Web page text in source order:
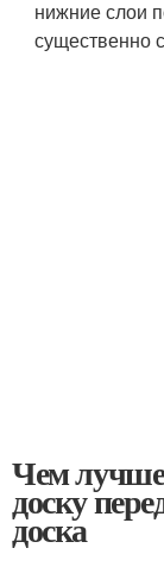
нижние слои
существенно
Чем лучше
доску
доска